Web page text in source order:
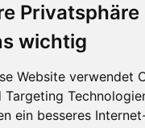
Privatsphäre
wichtig
Website verwendet
Targeting
ein besseres